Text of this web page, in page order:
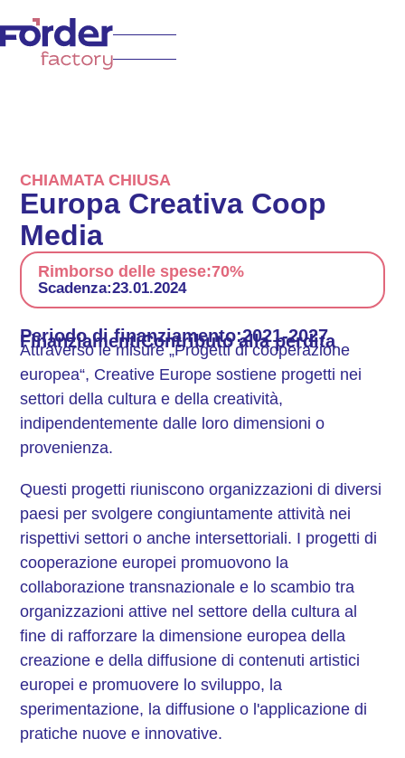
CHIAMATA CHIUSA
Europa Creativa Coop
Media
Rimborso delle spese:70%
Scadenza:23.01.2024
Periodo di finanziamento:2021-2027
FinanziamentiContributo alla perdita
Attraverso le misure „Progetti di cooperazione
europea“, Creative Europe sostiene progetti nei
settori della cultura e della creatività,
indipendentemente dalle loro dimensioni o
provenienza.
Questi progetti riuniscono organizzazioni di diversi
paesi per svolgere congiuntamente attività nei
rispettivi settori o anche intersettoriali. I progetti di
cooperazione europei promuovono la
collaborazione transnazionale e lo scambio tra
organizzazioni attive nel settore della cultura al
fine di rafforzare la dimensione europea della
creazione e della diffusione di contenuti artistici
europei e promuovere lo sviluppo, la
sperimentazione, la diffusione o l'applicazione di
pratiche nuove e innovative.